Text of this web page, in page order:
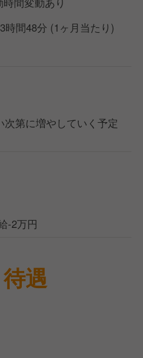
時間48分 (1ヶ月当たり)
第に増やしていく予定
-2万円
遇